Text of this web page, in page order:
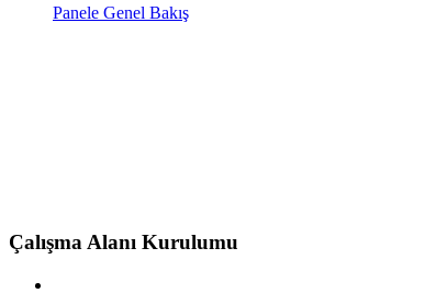
Panele Genel Bakış
Çalışma Alanı Kurulumu